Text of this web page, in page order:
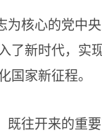
核心的党中
了新时代，实
家新征程。
往开来的重